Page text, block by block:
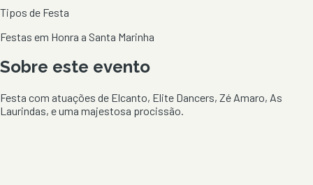
Tipos de Festa
Festas em Honra a Santa Marinha
Sobre este evento
Festa com atuações de Elcanto, Elite Dancers, Zé Amaro, As
Laurindas, e uma majestosa procissão.